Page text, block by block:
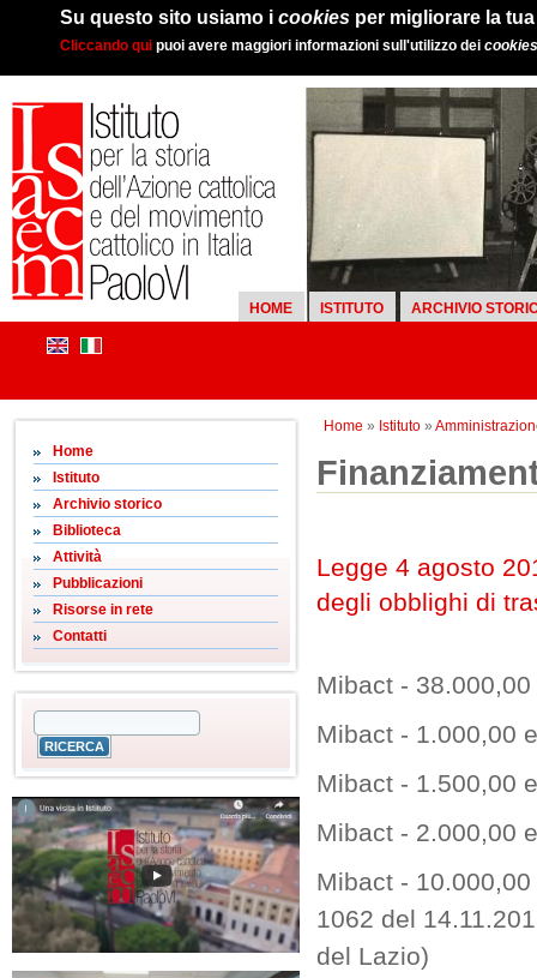
Su questo sito usiamo i cookies per migliorare la
Cliccando qui puoi avere maggiori informazioni sull'utilizzo dei cookies
HOME ISTITUTO ARCHIVIO
Home » Istituto»
Home
Istituto
Archivio storico
Biblioteca
Attività
Pubblicazioni
Risorse in rete
Contatti
Legge 4 agosto
degli obblighi di
Mibact -
Mibact - 1.000,00
Mibact - 1.500,00
Mibact - 2.000,00
Mibact -
1062 del
del Lazio)